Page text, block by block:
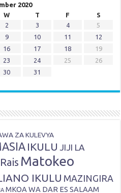
2020
W T F
S
2 3 4
5
9 10 11
12
16 17 18
19
23 24 25
26
30
31
ZA KULEVYA
IKULU JIJI LA
Matokeo
IKULU MAZINGIRA
MKOA WA DAR ES SALAAM